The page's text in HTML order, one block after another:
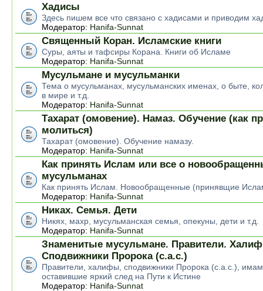
Хадисы
Здесь пишем все что связано с хадисами и приводим
Модератор: Hanifa-Sunnat
Священный Коран. Исламские книги
Суры, аяты и тафсиры Корана. Книги об Исламе
Модератор: Hanifa-Sunnat
Мусульмане и мусульманки
Тема о мусульманах, мусульманских именах, о быте,
в мире и т.д.
Модератор: Hanifa-Sunnat
Тахарат (омовение). Намаз. Обучение (как
молиться)
Тахарат (омовение). Обучение намазу.
Модератор: Hanifa-Sunnat
Как принять Ислам или все о
мусульманах
Как принять Ислам. Новообращенные (принявщие
Модератор: Hanifa-Sunnat
Никах. Семья. Дети
Никях, махр, мусульманская семья, опекуны, дети и т.д.
Модератор: Hanifa-Sunnat
Знаменитые мусульмане. Правители.
Сподвижники Пророка (с.а.с.)
Правители, халифы, сподвижники Пророка (с.а.с.),
оставившие яркий след на Пути к Истине
Модератор: Hanifa-Sunnat